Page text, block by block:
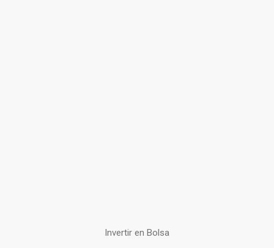
Invertir en Bolsa